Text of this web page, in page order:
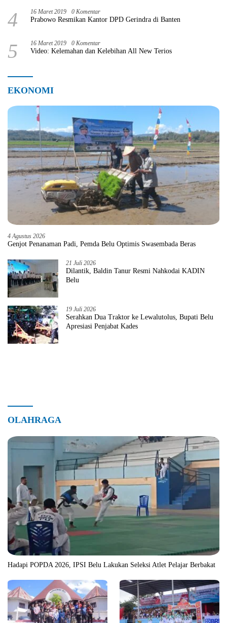
4 16 Maret 2019 0 Komentar
Prabowo Resmikan Kantor DPD Gerindra di Banten
5 16 Maret 2019 0 Komentar
Video: Kelemahan dan Kelebihan All New Terios
EKONOMI
4 Agustus 2026
Genjot Penanaman Padi, Pemda Belu Optimis Swasembada Beras
21 Juli 2026
Dilantik, Baldin Tanur Resmi Nahkodai KADIN
Belu
19 Juli 2026
Serahkan Dua Traktor ke Lewalutolus, Bupati Belu
Apresiasi Penjabat Kades
OLAHRAGA
Hadapi POPDA 2026, IPSI Belu Lakukan Seleksi Atlet Pelajar Berbakat